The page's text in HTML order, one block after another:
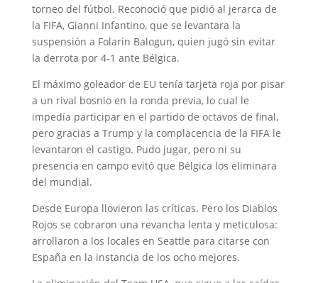
torneo del fútbol. Reconoció que pidió al jerarca de
la FIFA, Gianni Infantino, que se levantara la
suspensión a Folarin Balogun, quien jugó sin evitar
la derrota por 4-1 ante Bélgica.
El máximo goleador de EU tenía tarjeta roja por pisar
a un rival bosnio en la ronda previa, lo cual le
impedía participar en el partido de octavos de final,
pero gracias a Trump y la complacencia de la FIFA le
levantaron el castigo. Pudo jugar, pero ni su
presencia en campo evitó que Bélgica los eliminara
del mundial.
Desde Europa llovieron las críticas. Pero los Diablos
Rojos se cobraron una revancha lenta y meticulosa:
arrollaron a los locales en Seattle para citarse con
España en la instancia de los ocho mejores.